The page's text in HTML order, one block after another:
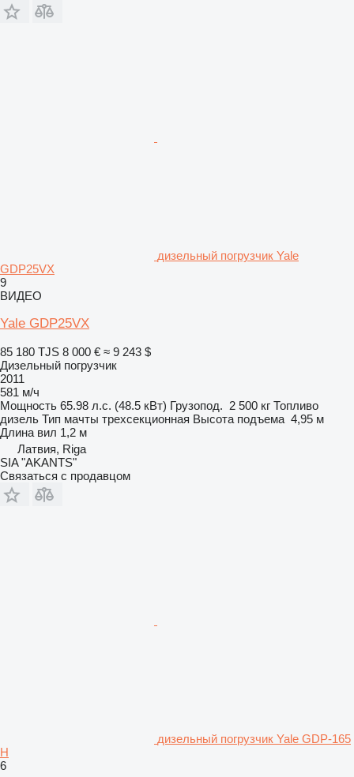
дизельный погрузчик Yale
GDP25VX
9
ВИДЕО
Yale GDP25VX
85 180 TJS 8 000 € ≈ 9 243 $
Дизельный погрузчик
2011
581 м/ч
Мощность 65.98 л.с. (48.5 кВт) Грузопод. 2 500 кг Топливо
дизель Тип мачты трехсекционная Высота подъема 4,95 м
Длина вил 1,2 м
Латвия, Riga
SIA "AKANTS"
Связаться с продавцом
дизельный погрузчик Yale GDP-165
H
6